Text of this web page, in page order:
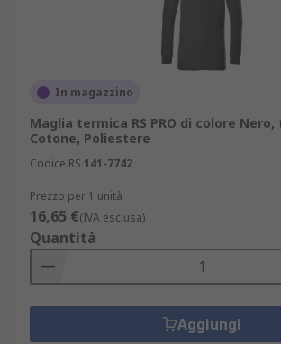
Per garantire la massima qualità,
con marchi leader come Helly Hansen,
e RS PRO, offrendo una selezione
maglie, pantaloni e in generale
soddisfare le diverse esigenze dei
offriamo varie opzioni di consegna
1 a 3 giorni lavorativi.
In magazzino
Maglia termica RS PRO di colore
Cotone, Poliestere
Codice RS 141-7742
Prezzo per 1 unità
16,65 €(IVA esclusa)
Quantità
Aggiungi